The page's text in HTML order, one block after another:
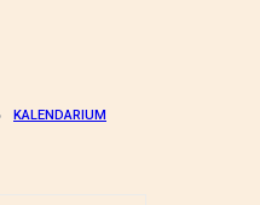
KALENDARIUM